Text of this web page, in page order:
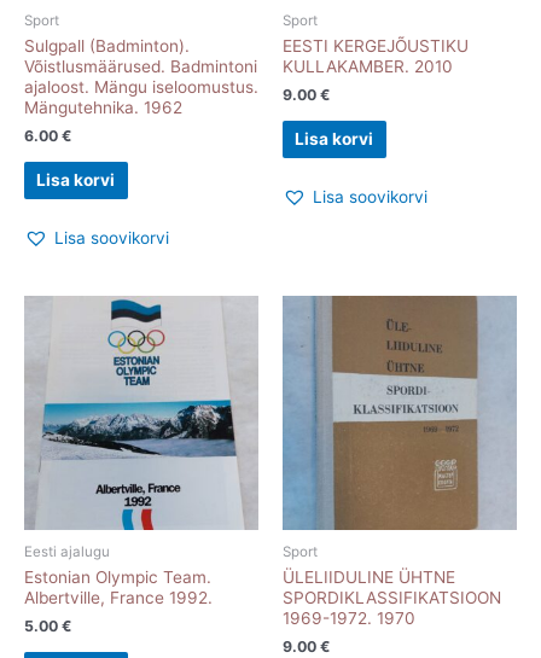
Sport
Sulgpall (Badminton).
Võistlusmäärused. Badmintoni
ajaloost. Mängu iseloomustus.
Mängutehnika. 1962
6.00 €
Lisa korvi
Lisa soovikorvi
Sport
EESTI KERGEJÕUSTIKU
KULLAKAMBER. 2010
9.00 €
Lisa korvi
Lisa soovikorvi
Eesti ajalugu
Estonian Olympic Team.
Albertville, France 1992.
5.00 €
Sport
ÜLELIIDULINE ÜHTNE
SPORDIKLASSIFIKATSIOON
1969-1972. 1970
9.00 €